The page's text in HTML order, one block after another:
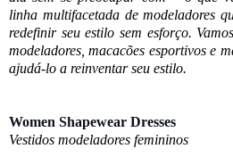
linha multifacetada de modeladores
redefinir seu estilo sem esforço.
modeladores, macacões esportivos e
ajudá-lo a reinventar seu estilo.
Women Shapewear Dresses
Vestidos modeladores femininos